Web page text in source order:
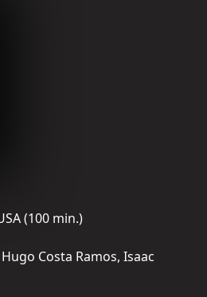
(100 min.)
Costa Ramos, Isaac